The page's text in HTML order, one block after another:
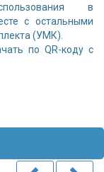
в
с остальными
(УМК).
по QR-коду с